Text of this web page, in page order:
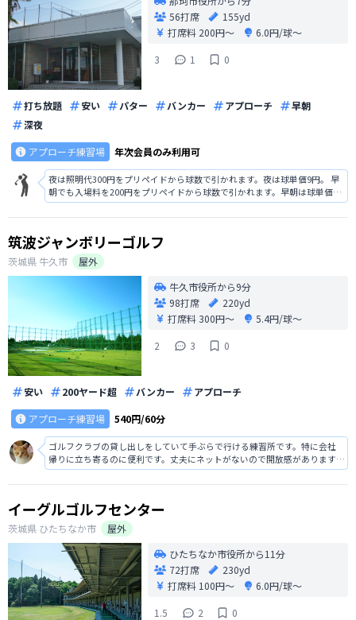
56打席
155yd
打席料 200円〜
6.0円/球〜
3
1 0
打ち放題 安い パター バンカー アプローチ
早朝
深夜
アプローチ練習場
年次会員のみ利用可
夜は照明代300円をプリペイドから球数で引かれます。夜は球単価9円。 早
朝でも入場料を200円をプリペイドから球数で引かれます。早朝は球単価8
円。
筑波ジャンボリーゴルフ
茨城県 牛久市
屋外
牛久市役所から9分
98打席
220yd
打席料300円〜
5.4円/球〜
2
3 0
安い 200ヤード超 バンカー
アプローチ
アプローチ練習場
540円/60分
ゴルフクラブの貸し出しをしていて手ぶらで行ける練習所です。特に会社
帰りに立ち寄るのに便利です。丈夫にネットがないので開放感があります。
距離も220ヤードで問題なしです。豊富なゴルフ用品を取り揃えるショップ
があります。
イーグルゴルフセンター
茨城県 ひたちなか市
屋外
ひたちなか市役所から11分
72打席
230yd
打席料 100円〜
6.0円/球〜
1.5
2 0